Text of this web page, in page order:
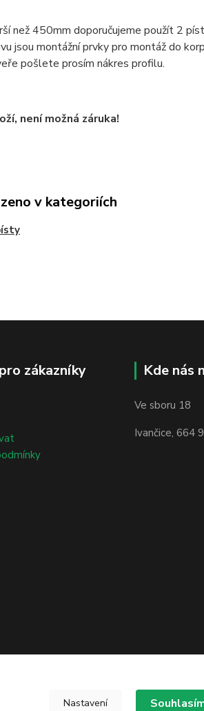
než 450mm doporučujeme použít 2
jsou montážní prvky pro montáž do
pošlete prosím nákres profilu.
není možná záruka!
v kategoriích
zákazníky Kde nás
Ve sboru 18
Ivančice, 664
Nastavení